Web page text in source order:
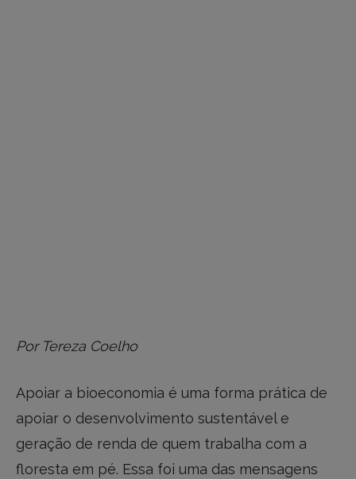
Por Tereza Coelho
Apoiar a bioeconomia é uma forma prática de
apoiar o desenvolvimento sustentável e
geração de renda de quem trabalha com a
floresta em pé. Essa foi uma das mensagens